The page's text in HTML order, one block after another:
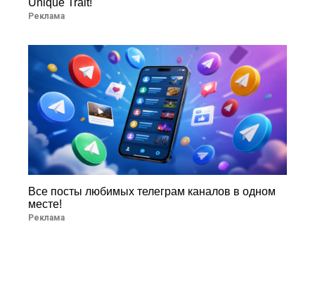
Реклама
Все посты любимых телеграм каналов в одном
месте!
Реклама